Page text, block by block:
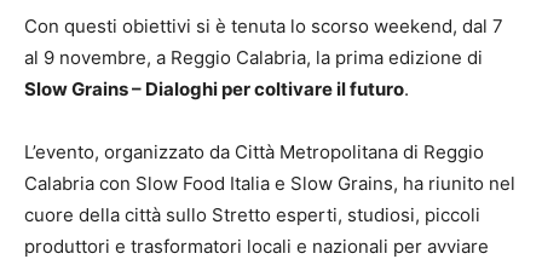
Con questi obiettivi si è tenuta lo scorso weekend, dal 7
al 9 novembre, a Reggio Calabria, la prima edizione di
Slow Grains – Dialoghi per coltivare il futuro.
L’evento, organizzato da Città Metropolitana di Reggio
Calabria con Slow Food Italia e Slow Grains, ha riunito nel
cuore della città sullo Stretto esperti, studiosi, piccoli
produttori e trasformatori locali e nazionali per avviare